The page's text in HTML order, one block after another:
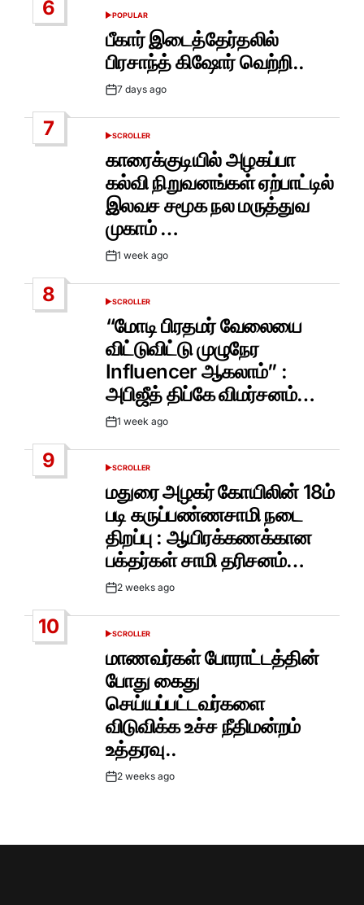
6
POSTED
POPULAR
பீகார் இடைத்தேர்தலில்
பிரசாந்த் கிஷோர் வெற்றி..
Post7 days ago
7
POSTED
SCROLLER
காரைக்குடியில் அழகப்பா
கல்வி நிறுவனங்கள் ஏற்பாட்டில்
இலவச சமூக நல மருத்துவ
முகாம் …
Post1 week ago
8
POSTED
SCROLLER
“மோடி பிரதமர் வேலையை
விட்டுவிட்டு முழுநேர
Influencer ஆகலாம்” :
அபிஜீத் திப்கே விமர்சனம்…
Post1 week ago
9
POSTED
SCROLLER
மதுரை அழகர் கோயிலின் 18ம்
படி கருப்பண்ணசாமி நடை
திறப்பு : ஆயிரக்கணக்கான
பக்தர்கள் சாமி தரிசனம்…
Post2 weeks ago
10
POSTED
SCROLLER
மாணவர்கள் போராட்டத்தின்
போது கைது
செய்யப்பட்டவர்களை
விடுவிக்க உச்ச நீதிமன்றம்
உத்தரவு..
Post2 weeks ago